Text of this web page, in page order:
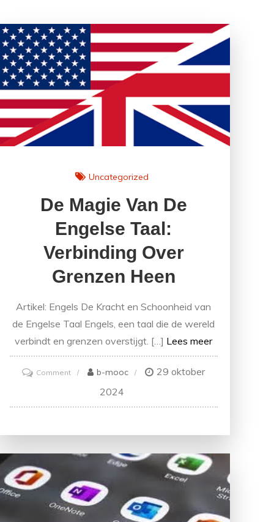
Uncategorized
De Magie Van De
Engelse Taal:
Verbinding Over
Grenzen Heen
Artikel: Engels De Kracht en Schoonheid van
de Engelse Taal Engels, een taal die de wereld
verbindt en grenzen overstijgt. […] Lees meer
Commenton
Magie
Engelse
Verbinding
over
b-mooc
29 oktober
2024